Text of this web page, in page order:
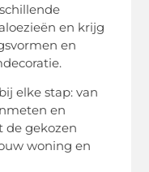
en krijg
en
elke stap: van
en
de gekozen
woning en